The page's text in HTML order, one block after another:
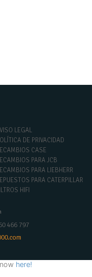
LEGAL
DE PRIVACIDAD
CASE
PARA JCB
PARA LIEBHERR
PARA CATERPILLAR
HIFI
466 797
here!